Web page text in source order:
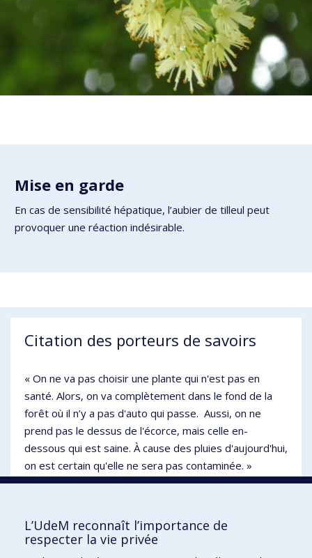
Mise en garde
En cas de sensibilité hépatique, l’aubier de tilleul peut
provoquer une réaction indésirable.
Citation des porteurs de savoirs
« On ne va pas choisir une plante qui n'est pas en
santé. Alors, on va complètement dans le fond de la
forêt où il n’y a pas d'auto qui passe. Aussi, on ne
prend pas le dessus de l'écorce, mais celle en-
dessous qui est saine. À cause des pluies d'aujourd'hui,
on est certain qu'elle ne sera pas contaminée. »
L’UdeM reconnaît l’importance de
respecter la vie privée